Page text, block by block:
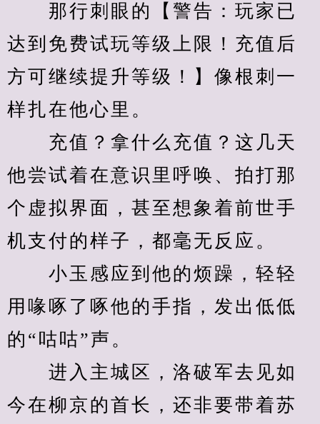
那行刺眼的【警告：玩家已
达到免费试玩等级上限！充值后
方可继续提升等级！】像根刺一
样扎在他心里。
充值？拿什么充值？这几天
他尝试着在意识里呼唤、拍打那
个虚拟界面，甚至想象着前世手
机支付的样子，都毫无反应。
小玉感应到他的烦躁，轻轻
用喙啄了啄他的手指，发出低低
的“咕咕”声。
进入主城区，洛破军去见如
今在柳京的首长，还非要带着苏